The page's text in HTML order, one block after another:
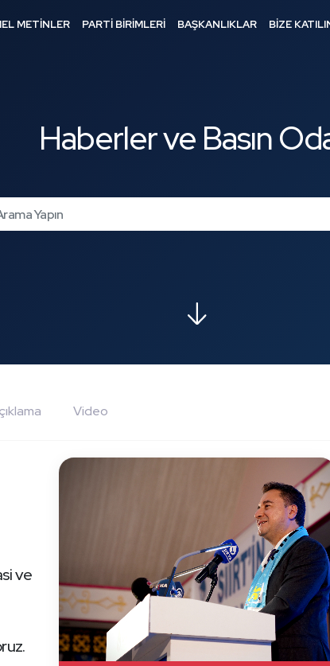
METİNLER PARTİ BİRİMLERİ BAŞKANLIKLAR BİZE
Haberler ve Basın
Video
ve